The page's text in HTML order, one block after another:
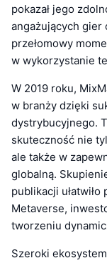
pokazał jego
angażujących gier
przełomowy
w wykorzystanie
W 2019 roku,
w branży dzięki
dystrybucyjnego.
skuteczność nie
ale także w
globalną.
publikacji
Metaverse,
tworzeniu
Szeroki